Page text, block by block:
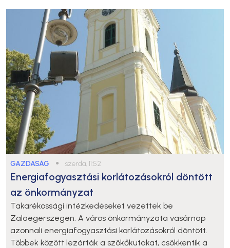
GAZDASÁG ● szerda, 11:52
Energiafogyasztási korlátozásokról döntött
az önkormányzat
Takarékossági intézkedéseket vezettek be
Zalaegerszegen. A város önkormányzata vasárnap
azonnali energiafogyasztási korlátozásokról döntött.
Többek között lezárták a szökőkutakat, csökkentik a